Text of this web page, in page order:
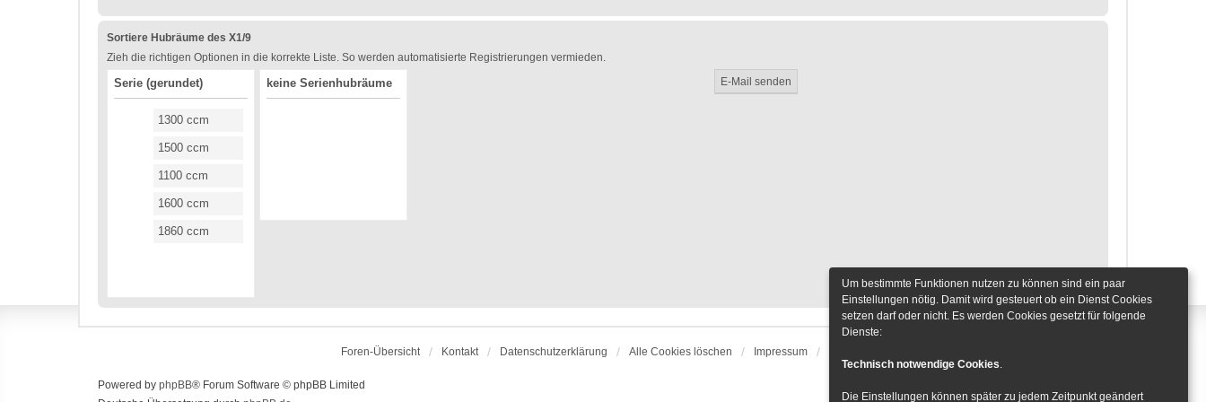
Sortiere Hubräume des X1/9
Zieh die richtigen Optionen in die korrekte Liste. So werden automatisierte Registrierungen vermieden.
Serie (gerundet)
1300 ccm
1500 ccm
1100 ccm
1600 ccm
1860 ccm
keine Serienhubräume
Foren-Übersicht Kontakt Datenschutzerklärung Alle Cookies löschen Impressum
Powered by phpBB® Forum Software © phpBB Limited
Um bestimmte Funktionen nutzen zu können sind ein paar
Einstellungen nötig. Damit wird gesteuert ob ein Dienst Cookies
setzen darf oder nicht. Es werden Cookies gesetzt für folgende
Dienste:
Technisch notwendige Cookies.
Die Einstellungen können später zu jedem Zeitpunkt geändert